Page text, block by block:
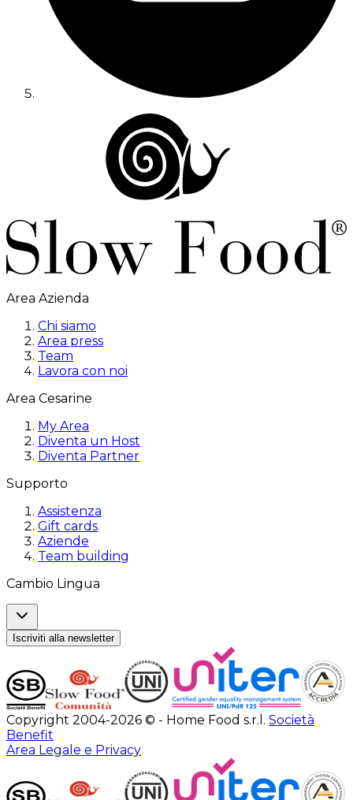
Area Azienda
Chi siamo
Area press
Team
Lavora con noi
Area Cesarine
My Area
Diventa un Host
Diventa Partner
Supporto
Assistenza
Gift cards
Aziende
Team building
Cambio Lingua
Iscriviti alla newsletter
Copyright 2004-2026 © - Home Food s.r.l. Società
Benefit
Area Legale e Privacy